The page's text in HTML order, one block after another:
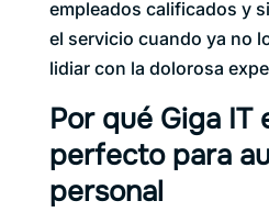
empleados calificados y
el servicio cuando ya no
lidiar con la dolorosa
Por qué Giga IT
perfecto para
personal